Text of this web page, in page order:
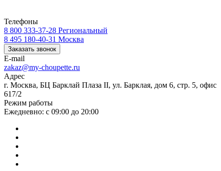
Телефоны
8 800 333-37-28 Региональный
8 495 180-40-31 Москва
Заказать звонок
E-mail
zakaz@my-choupette.ru
Адрес
г. Москва, БЦ Барклай Плаза II, ул. Барклая, дом 6, стр. 5, офис
617/2
Режим работы
Ежедневно: с 09:00 до 20:00